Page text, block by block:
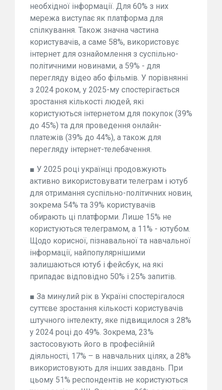
необхідної інформації. Для 60% з них
мережа виступає як платформа для
спілкування. Також значна частина
користувачів, а саме 58%, використовує
інтернет для ознайомлення з суспільно-
політичними новинами, а 59% - для
перегляду відео або фільмів. У порівнянні
з 2024 роком, у 2025-му спостерігається
зростання кількості людей, які
користуються інтернетом для покупок (39%
до 45%) та для проведення онлайн-
платежів (39% до 44%), а також для
перегляду інтернет-телебачення.
■ У 2025 році українці продовжують
активно використовувати телеграм і ютуб
для отримання суспільно-політичних новин,
зокрема 54% та 39% користувачів
обирають ці платформи. Лише 15% не
користуються телеграмом, а 11% - ютубом.
Щодо корисної, пізнавальної та навчальної
інформації, найпопулярнішими
залишаються ютуб і фейсбук, на які
припадає відповідно 50% і 25% запитів.
■ За минулий рік в Україні спостерігалося
суттєве зростання кількості користувачів
штучного інтелекту, яке підвищилося з 28%
у 2024 році до 49%. Зокрема, 23%
застосовують його в професійній
діяльності, 17% – в навчальних цілях, а 28%
використовують для інших завдань. При
цьому 51% респондентів не користуються